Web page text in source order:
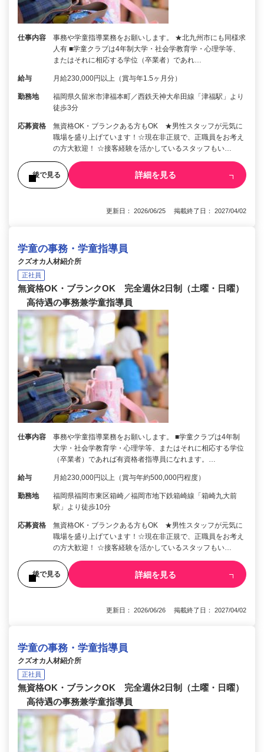
仕事内容
事務や学童指導業務をお願いします。 ★北九州市にも同様求
人有 ■学童クラブは4年制大学・社会学教育学・心理学等、
またはそれに相応する学位（卒業者）であれ…
給与 月給230,000円以上（賞与年1.5ヶ月分）
勤務地
福岡県久留米市津福本町／西鉄天神大牟田線「津福駅」より
徒歩3分
応募資格
無資格OK・ブランクある方もOK ★男性スタッフが元気に
職場を盛り上げています！☆現在非正規で、正職員をお考え
の方大歓迎！ ☆接客経験を活かしているスタッフもい…
後で見る 詳細を見る
更新日： 2026/06/25 掲載終了日： 2027/04/02
学童の事務・学童指導員
クズオカ人材紹介所
正社員
無資格OK・ブランクOK 完全週休2日制（土曜・日曜）
高待遇の事務兼学童指導員
仕事内容
事務や学童指導業務をお願いします。 ■学童クラブは4年制
大学・社会学教育学・心理学等、またはそれに相応する学位
（卒業者）であれば有資格者指導員になれます。…
給与 月給230,000円以上（賞与年約500,000円程度）
勤務地
福岡県福岡市東区箱崎／福岡市地下鉄箱崎線「箱崎九大前
駅」より徒歩10分
応募資格
無資格OK・ブランクある方もOK ★男性スタッフが元気に
職場を盛り上げています！☆現在非正規で、正職員をお考え
の方大歓迎！ ☆接客経験を活かしているスタッフもい…
後で見る 詳細を見る
更新日： 2026/06/26 掲載終了日： 2027/04/02
学童の事務・学童指導員
クズオカ人材紹介所
正社員
無資格OK・ブランクOK 完全週休2日制（土曜・日曜）
高待遇の事務兼学童指導員